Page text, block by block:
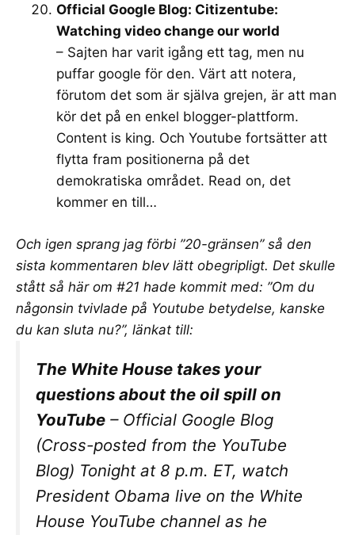
Official Google Blog: Citizentube:
Watching video change our world
– Sajten har varit igång ett tag, men nu
puffar google för den. Värt att notera,
förutom det som är själva grejen, är att man
kör det på en enkel blogger-plattform.
Content is king. Och Youtube fortsätter att
flytta fram positionerna på det
demokratiska området. Read on, det
kommer en till…
Och igen sprang jag förbi ”20-gränsen” så den
sista kommentaren blev lätt obegripligt. Det skulle
stått så här om #21 hade kommit med: ”Om du
någonsin tvivlade på Youtube betydelse, kanske
du kan sluta nu?”, länkat till:
The White House takes your
questions about the oil spill on
YouTube – Official Google Blog
(Cross-posted from the YouTube
Blog) Tonight at 8 p.m. ET, watch
President Obama live on the White
House YouTube channel as he